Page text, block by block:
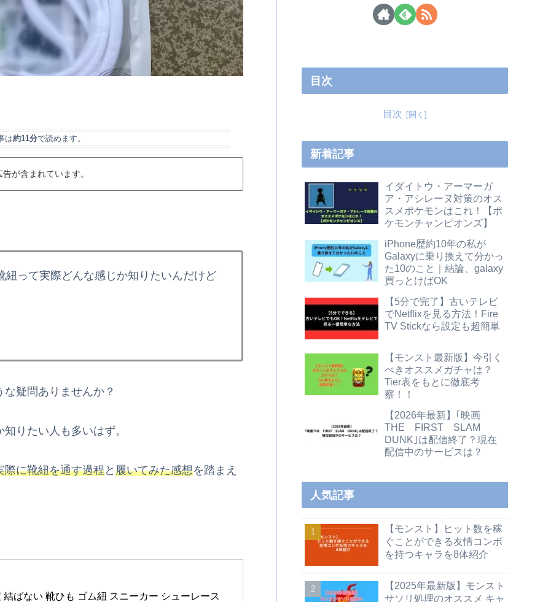
は約11分で読めます。
が含まれています。
紐って実際どんな感じか知りたいんだけど
疑問ありませんか？
りたい人も多いはず。
際に靴紐を通す過程と 履いてみた感想を踏まえ
結ばない 靴ひも ゴム紐 スニーカー シューレース
目次
目次
新着記事
イダイトウ・アーマーガ
ア・アシレーヌ対策のオス
スメポケモンはこれ！【ポ
ケモンチャンピオンズ】
iPhone歴約10年の私が
Galaxyに乗り換えて分かっ
た10のこと｜結論、galaxy
買っとけばOK
【5分で完了】古いテレビ
でNetflixを見る方法！Fire
TV Stickなら設定も超簡単
【モンスト最新版】今引く
べきオススメガチャは？
Tier表をもとに徹底考
察！！
【2026年最新】｢映画
THE FIRST SLAM
DUNK｣は配信終了？現在
配信中のサービスは？
人気記事
【モンスト】ヒット数を稼
ぐことができる友情コンボ
を持つキャラを8体紹介
【2025年最新版】モンスト
サソリ処理のオススメ キャ